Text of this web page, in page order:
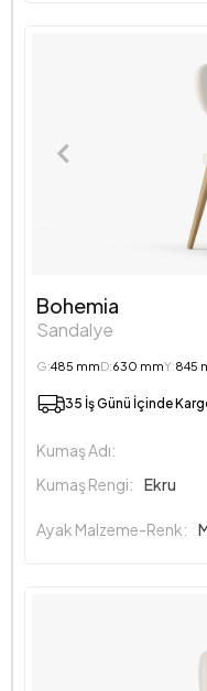
Bohemia
Sandalye
G:485 mmD:630 mmY:845
35 İş Günü İçinde
Kumaş Adı:
Kumaş Rengi:
Ekru
Ayak Malzeme-Renk: